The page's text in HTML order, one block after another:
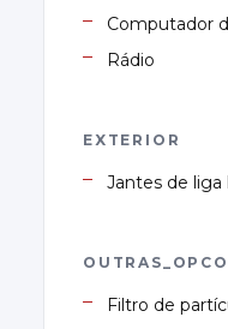
Computador
Rádio
EXTERIOR
Jantes de liga
Filtro de